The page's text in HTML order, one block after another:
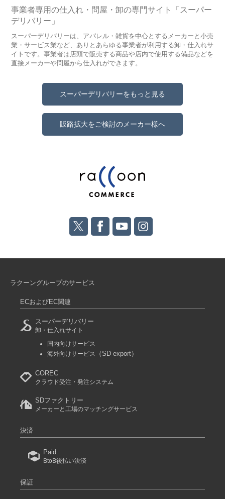
事業者専用の仕入れ・問屋・卸の専門サイト「スーパー
デリバリー」
スーパーデリバリーは、アパレル・雑貨を中心とするメーカーと小売
業・サービス業など、ありとあらゆる事業者が利用する卸・仕入れサ
イトです。事業者は店頭で販売する商品や店内で使用する備品などを
直接メーカーや問屋から仕入れができます。
スーパーデリバリーをもっと見る
販路拡大をご検討のメーカー様へ
ラクーングループのサービス
ECおよびEC関連
スーパーデリバリー
卸・仕入れサイト
国内向けサービス
海外向けサービス
（SD export）
COREC
クラウド受注・発注システム
SDファクトリー
メーカーと工場のマッチングサービス
決済
Paid
BtoB後払い決済
保証